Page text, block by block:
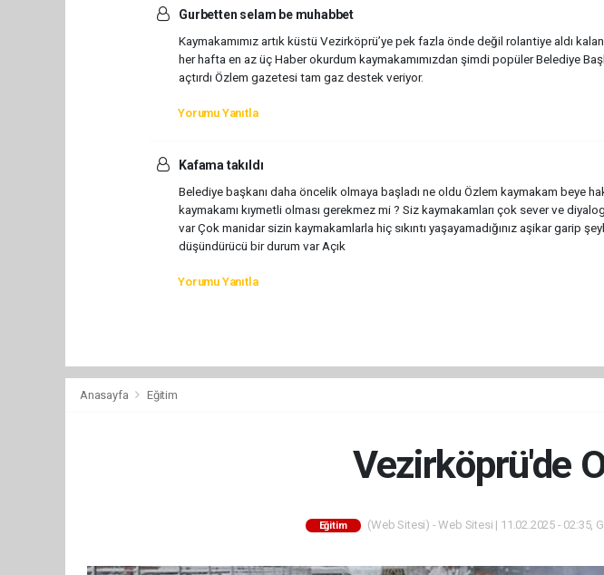
Gurbetten selam be muhabbet
Kaymakamımız artık küstü Vezirköprü’ye pek fazla önde değil rolantiye aldı
her hafta en az üç Haber okurdum kaymakamımızdan şimdi popüler Belediye
açtırdı Özlem gazetesi tam gaz destek veriyor.
Yorumu Yanıtla
Kafama takıldı
Belediye başkanı daha öncelik olmaya başladı ne oldu Özlem kaymakam beye
kaymakamı kıymetli olması gerekmez mi ? Siz kaymakamları çok sever ve
var Çok manidar sizin kaymakamlarla hiç sıkıntı yaşayamadığınız aşikar garip
düşündürücü bir durum var Açık
Yorumu Yanıtla
Anasayfa Eğitim
Vezirköprü'de
Eğitim (Web Sitesi) - Web Sitesi | 11.02.2025 - 02:35,